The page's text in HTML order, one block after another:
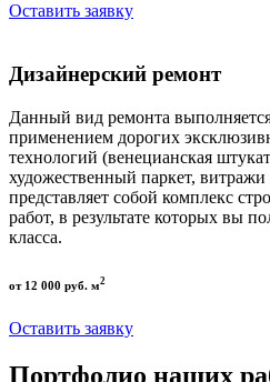
Оставить заявку
Дизайнерский ремонт
Данный вид ремонта
применением дорогих
технологий (венецианская
художественный паркет,
представляет собой комплекс
работ, в результате которых вы
класса.
от 12 000 руб. м2
Оставить заявку
Портфолио наших